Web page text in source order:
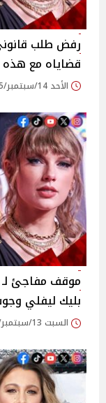
رفض طلب
قضاياه مع هذه
الأحد 14/سبتمبر/2025 - 12:59 م
موقف مفاجئ
بليك ليفلي
السبت 13/سبتمبر/2025 - 05:30 م